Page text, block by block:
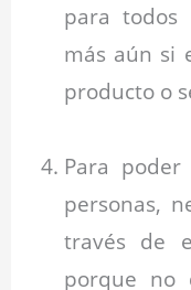
para todos
más aún si
producto o
Para
personas,
través de
porque no